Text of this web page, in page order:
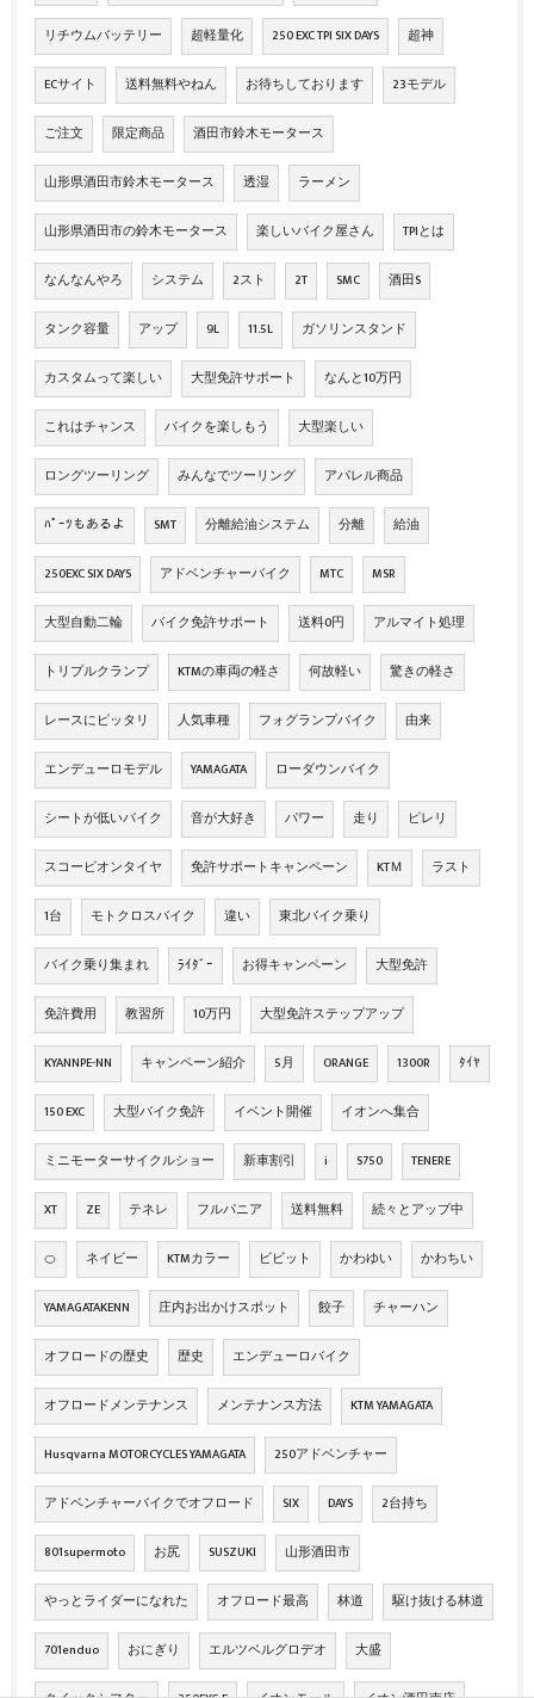
リチウムバッテリー 超軽量化 250 EXC TPI SIX DAYS 超神
ECサイト 送料無料やねん お待ちしております 23モデル
ご注文 限定商品 酒田市鈴木モータース
山形県酒田市鈴木モータース 透湿 ラーメン
山形県酒田市の鈴木モータース 楽しいバイク屋さん TPIとは
なんなんやろ システム 2スト 2T SMC 酒田S
タンク容量 アップ 9L 11.5L ガソリンスタンド
カスタムって楽しい 大型免許サポート なんと10万円
これはチャンス バイクを楽しもう 大型楽しい
ロングツーリング みんなでツーリング アパレル商品
ﾊﾟｰﾂもあるよ SMT 分離給油システム 分離 給油
250EXC SIX DAYS アドベンチャーバイク MTC MSR
大型自動二輪 バイク免許サポート 送料0円 アルマイト処理
トリプルクランプ KTMの車両の軽さ 何故軽い 驚きの軽さ
レースにピッタリ 人気車種 フォグランプバイク 由来
エンデューロモデル YAMAGATA ローダウンバイク
シートが低いバイク 音が大好き パワー 走り ピレリ
スコーピオンタイヤ 免許サポートキャンペーン KTＭ ラスト
1台 モトクロスバイク 違い 東北バイク乗り
バイク乗り集まれ ﾗｲﾀﾞｰ お得キャンペーン 大型免許
免許費用 教習所 10万円 大型免許ステップアップ
KYANNPE-NN キャンペーン紹介 5月 ORANGE 1300R ﾀｲﾔ
150 EXC 大型バイク免許 イベント開催 イオンへ集合
ミニモーターサイクルショー 新車割引 i S750 TENERE
XT ZE テネレ フルパニア 送料無料 続々とアップ中
🍊 ネイビー KTMカラー ビビット かわゆい かわちい
YAMAGATAKENN 庄内お出かけスポット 餃子 チャーハン
オフロードの歴史 歴史 エンデューロバイク
オフロードメンテナンス メンテナンス方法 KTM YAMAGATA
Husqvarna MOTORCYCLES YAMAGATA 250アドベンチャー
アドベンチャーバイクでオフロード SIX DAYS 2台持ち
801supermoto お尻 SUSZUKI 山形酒田市
やっとライダーになれた オフロード最高 林道 駆け抜ける林道
701enduo おにぎり エルツベルグロデオ 大盛